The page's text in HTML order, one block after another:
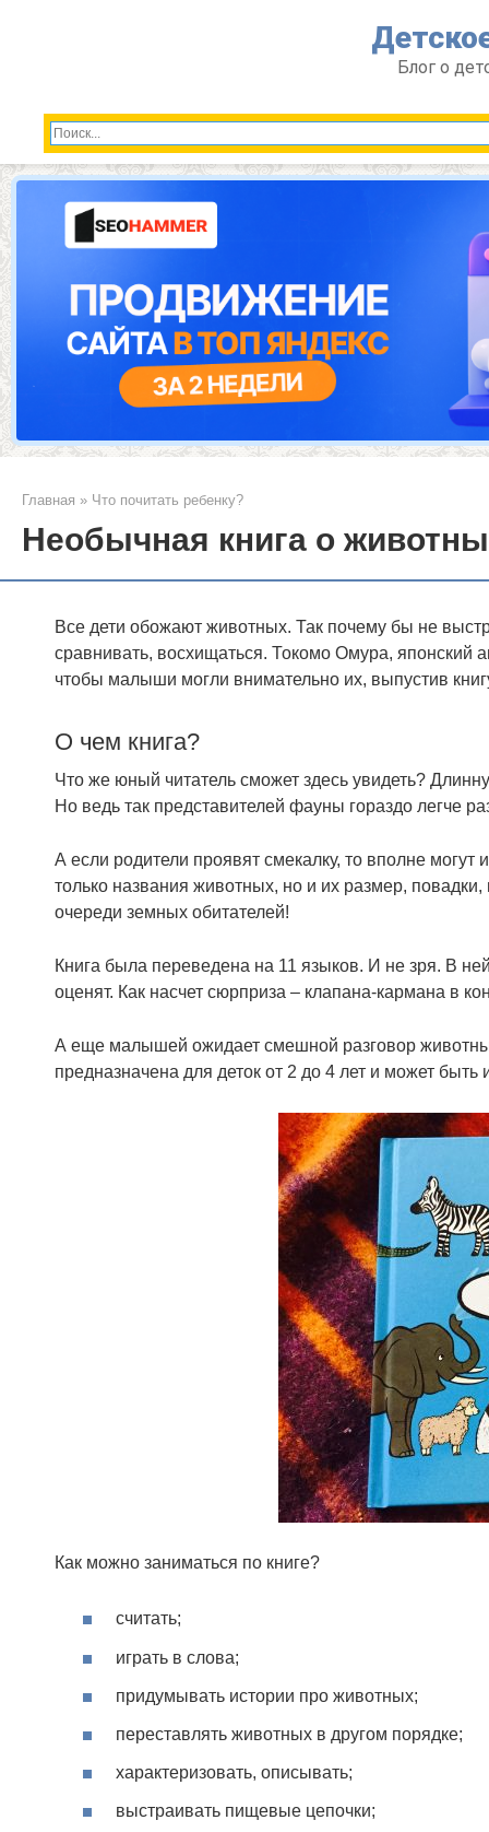
Блог о
Главная » Что почитать ребенку?
Необычная книга о
Все дети обожают животных. Так почему бы не
сравнивать, восхищаться. Токомо Омура, японский
чтобы малыши могли внимательно их, выпустив
О чем книга?
Что же юный читатель сможет здесь увидеть?
Но ведь так представителей фауны гораздо легче
А если родители проявят смекалку, то вполне
только названия животных, но и их размер,
очереди земных обитателей!
Книга была переведена на 11 языков. И не зря. В
оценят. Как насчет сюрприза – клапана-кармана в
А еще малышей ожидает смешной разговор
предназначена для деток от 2 до 4 лет и может
Как можно заниматься по книге?
считать;
играть в слова;
придумывать истории про животных;
переставлять животных в другом порядке;
характеризовать, описывать;
выстраивать пищевые цепочки;